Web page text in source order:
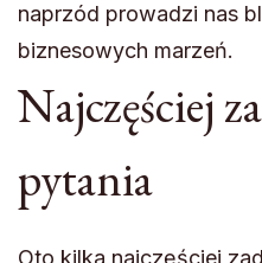
naprzód prowadzi nas
biznesowych marzeń.
Najczęściej
pytania